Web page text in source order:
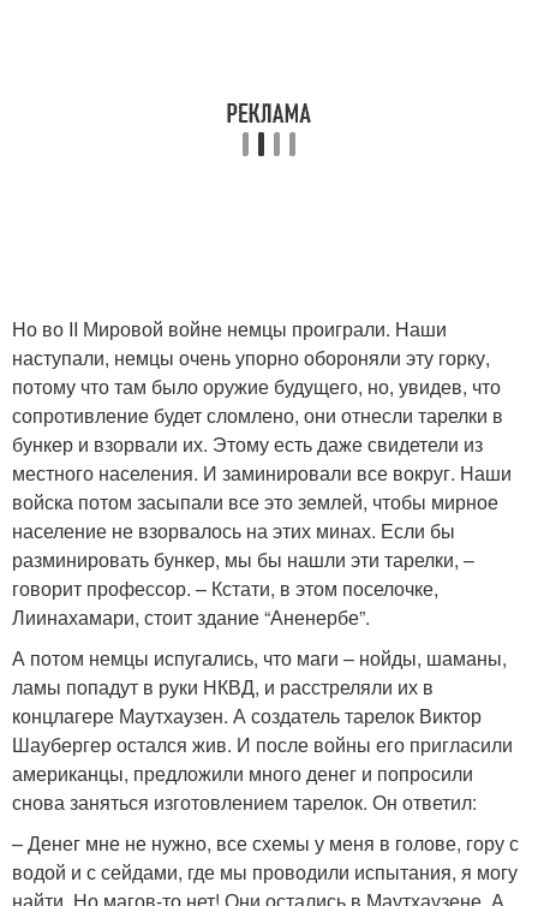
Но во II Мировой войне немцы проиграли. Наши
наступали, немцы очень упорно обороняли эту горку,
потому что там было оружие будущего, но, увидев, что
сопротивление будет сломлено, они отнесли тарелки в
бункер и взорвали их. Этому есть даже свидетели из
местного населения. И заминировали все вокруг. Наши
войска потом засыпали все это землей, чтобы мирное
население не взорвалось на этих минах. Если бы
разминировать бункер, мы бы нашли эти тарелки, –
говорит профессор. – Кстати, в этом поселочке,
Лиинахамари, стоит здание “Аненербе”.
А потом немцы испугались, что маги – нойды, шаманы,
ламы попадут в руки НКВД, и расстреляли их в
концлагере Маутхаузен. А создатель тарелок Виктор
Шаубергер остался жив. И после войны его пригласили
американцы, предложили много денег и попросили
снова заняться изготовлением тарелок. Он ответил:
– Денег мне не нужно, все схемы у меня в голове, гору с
водой и с сейдами, где мы проводили испытания, я могу
найти. Но магов-то нет! Они остались в Маутхаузене. А